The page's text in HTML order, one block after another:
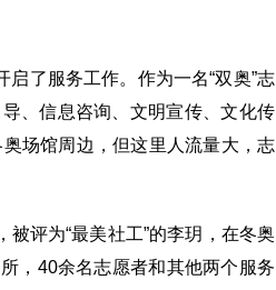
了服务工作。作为一名“双奥”志
、信息咨询、文明宣传、文化传
场馆周边，但这里人流量大，志
评为“最美社工”的李玥，在冬奥
，40余名志愿者和其他两个服务